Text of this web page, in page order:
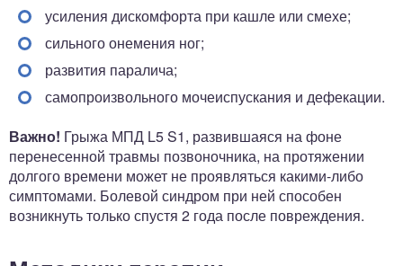
усиления дискомфорта при кашле или смехе;
сильного онемения ног;
развития паралича;
самопроизвольного мочеиспускания и дефекации.
Важно! Грыжа МПД L5 S1, развившаяся на фоне
перенесенной травмы позвоночника, на протяжении
долгого времени может не проявляться какими-либо
симптомами. Болевой синдром при ней способен
возникнуть только спустя 2 года после повреждения.